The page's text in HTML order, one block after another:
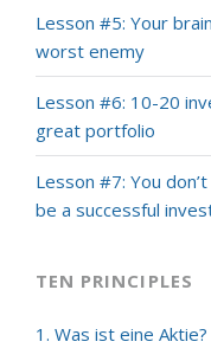
Lesson #5: Your
worst enemy
Lesson #6: 10-20
great portfolio
Lesson #7: You
be a successful
TEN PRINCIPLES
1. Was ist eine Aktie?